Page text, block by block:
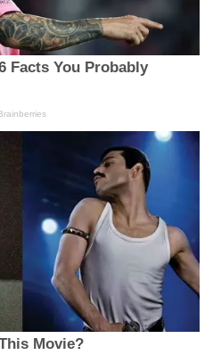
Facts You Probably
Movie?